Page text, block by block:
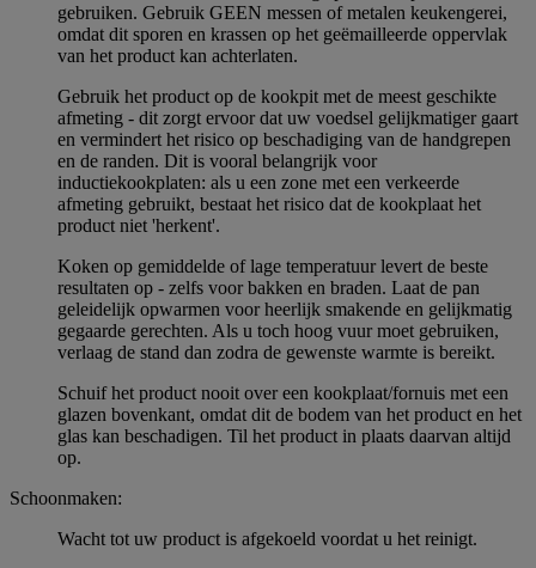
gebruiken. Gebruik GEEN messen of metalen keukengerei,
omdat dit sporen en krassen op het geëmailleerde oppervlak
van het product kan achterlaten.
Gebruik het product op de kookpit met de meest geschikte
afmeting - dit zorgt ervoor dat uw voedsel gelijkmatiger gaart
en vermindert het risico op beschadiging van de handgrepen
en de randen. Dit is vooral belangrijk voor
inductiekookplaten: als u een zone met een verkeerde
afmeting gebruikt, bestaat het risico dat de kookplaat het
product niet 'herkent'.
Koken op gemiddelde of lage temperatuur levert de beste
resultaten op - zelfs voor bakken en braden. Laat de pan
geleidelijk opwarmen voor heerlijk smakende en gelijkmatig
gegaarde gerechten. Als u toch hoog vuur moet gebruiken,
verlaag de stand dan zodra de gewenste warmte is bereikt.
Schuif het product nooit over een kookplaat/fornuis met een
glazen bovenkant, omdat dit de bodem van het product en het
glas kan beschadigen. Til het product in plaats daarvan altijd
op.
Schoonmaken:
Wacht tot uw product is afgekoeld voordat u het reinigt.